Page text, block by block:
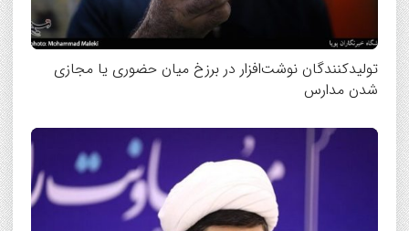
تولیدکنندگان نوشت‌افزار در برزخ میان حضوری یا مجازی
شدن مدارس